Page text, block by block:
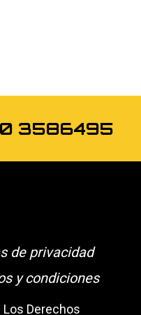
3586495
de privacidad
y condiciones
Derechos